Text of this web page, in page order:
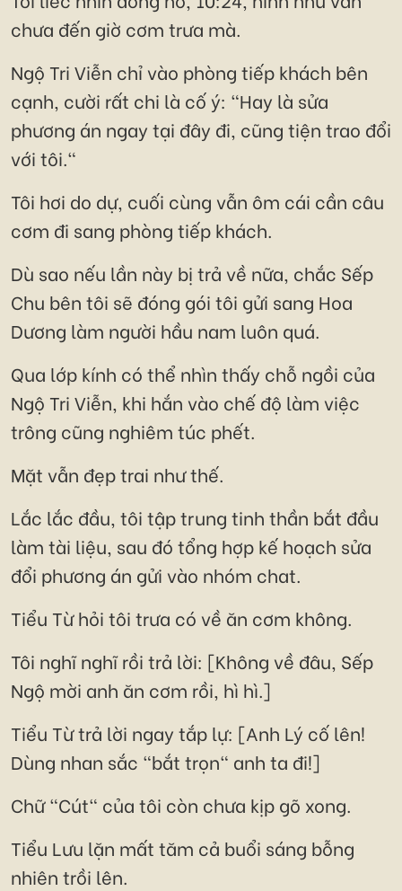
chưa đến giờ cơm trưa mà.
Ngộ Tri Viễn chỉ vào phòng tiếp khách bên
cạnh, cười rất chi là cố ý: "Hay là sửa
phương án ngay tại đây đi, cũng tiện trao đổi
với tôi."
Tôi hơi do dự, cuối cùng vẫn ôm cái cần câu
cơm đi sang phòng tiếp khách.
Dù sao nếu lần này bị trả về nữa, chắc Sếp
Chu bên tôi sẽ đóng gói tôi gửi sang Hoa
Dương làm người hầu nam luôn quá.
Qua lớp kính có thể nhìn thấy chỗ ngồi của
Ngộ Tri Viễn, khi hắn vào chế độ làm việc
trông cũng nghiêm túc phết.
Mặt vẫn đẹp trai như thế.
Lắc lắc đầu, tôi tập trung tinh thần bắt đầu
làm tài liệu, sau đó tổng hợp kế hoạch sửa
đổi phương án gửi vào nhóm chat.
Tiểu Từ hỏi tôi trưa có về ăn cơm không.
Tôi nghĩ nghĩ rồi trả lời: [Không về đâu, Sếp
Ngộ mời anh ăn cơm rồi, hì hì.]
Tiểu Từ trả lời ngay tắp lự: [Anh Lý cố lên!
Dùng nhan sắc "bắt trọn" anh ta đi!]
Chữ "Cút" của tôi còn chưa kịp gõ xong.
Tiểu Lưu lặn mất tăm cả buổi sáng bỗng
nhiên trồi lên.